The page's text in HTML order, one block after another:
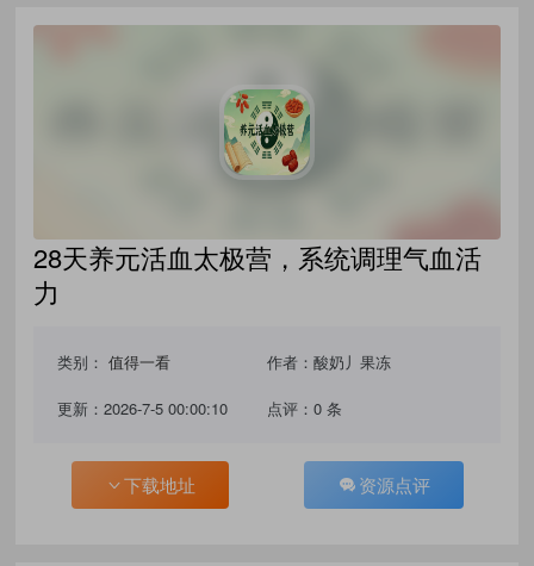
28天养元活血太极营，系统调理气血活
力
类别：值得一看 作者：酸奶丿果冻
更新：2026-7-5 00:00:10 点评：0 条
下载地址 资源点评